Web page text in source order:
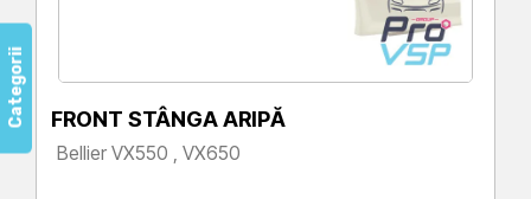
Categorii FRONT STÂNGA ARIPĂ
Bellier VX550 , VX650